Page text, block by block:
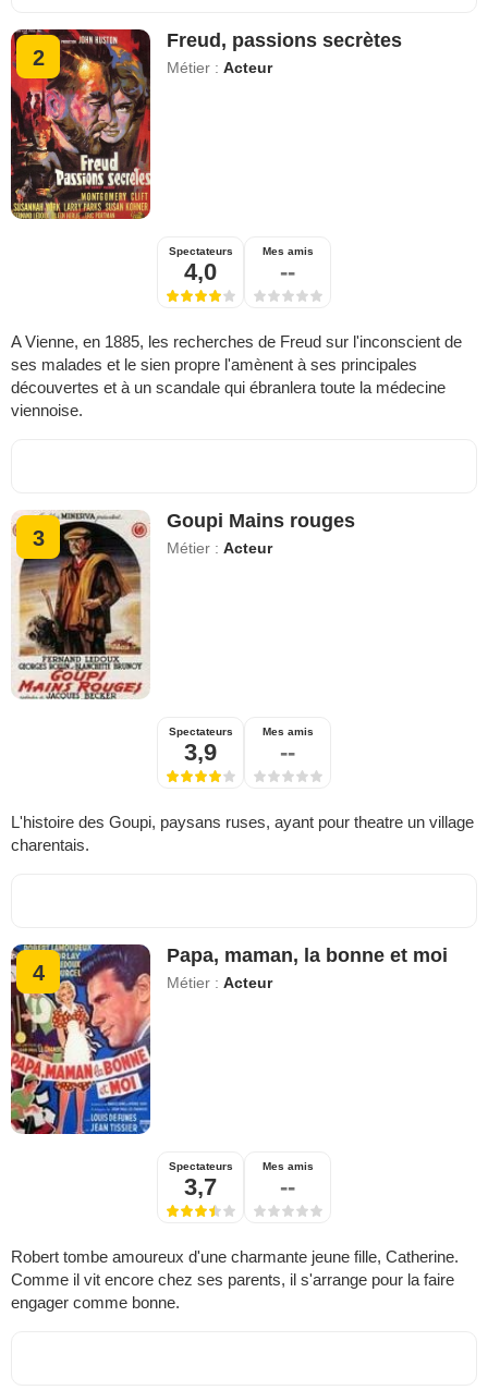
2
Freud, passions secrètes
Métier :Acteur
Spectateurs
4,0
Mes amis
--
A Vienne, en 1885, les recherches de Freud sur l'inconscient de
ses malades et le sien propre l'amènent à ses principales
découvertes et à un scandale qui ébranlera toute la médecine
viennoise.
3
Goupi Mains rouges
Métier :Acteur
Spectateurs
3,9
Mes amis
--
L'histoire des Goupi, paysans ruses, ayant pour theatre un village
charentais.
4
Papa, maman, la bonne et moi
Métier :Acteur
Spectateurs
3,7
Mes amis
--
Robert tombe amoureux d'une charmante jeune fille, Catherine.
Comme il vit encore chez ses parents, il s'arrange pour la faire
engager comme bonne.